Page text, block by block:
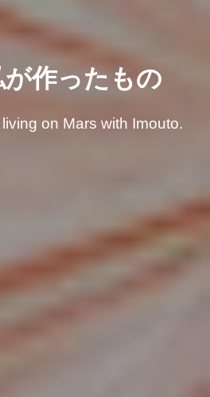
作ったもの
on Mars with Imouto.